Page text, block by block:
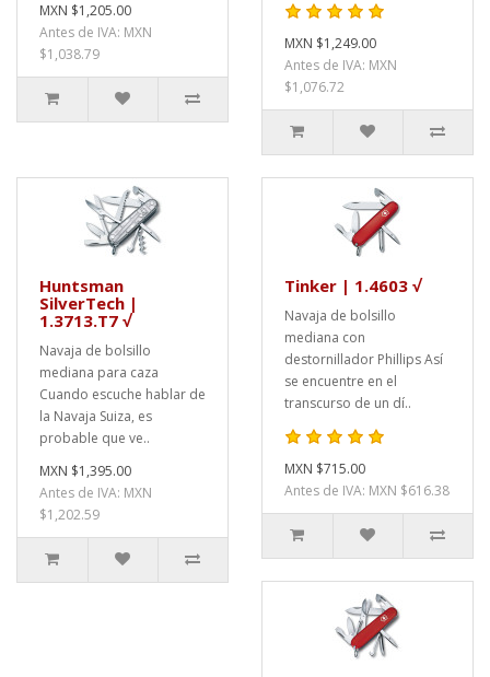
MXN $1,205.00
Antes de IVA: MXN
$1,038.79
MXN $1,249.00
Antes de IVA: MXN
$1,076.72
Huntsman
SilverTech |
1.3713.T7 √
Navaja de bolsillo
mediana para caza
Cuando escuche hablar de
la Navaja Suiza, es
probable que ve..
MXN $1,395.00
Antes de IVA: MXN
$1,202.59
Tinker | 1.4603 √
Navaja de bolsillo
mediana con
destornillador Phillips Así
se encuentre en el
transcurso de un dí..
MXN $715.00
Antes de IVA: MXN $616.38